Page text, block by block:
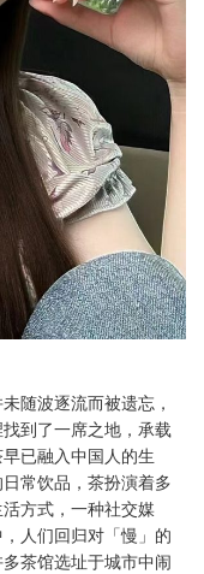
随波逐流而被遗忘，
到了一席之地，承载
已融入中国人的生
常饮品，茶扮演着多
方式，一种社交媒
人们回归对「慢」的
茶馆选址于城市中闹